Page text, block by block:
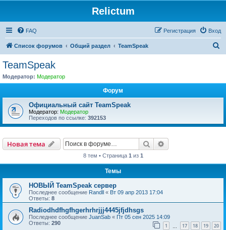
Relictum
FAQ Вход
Регистрация
Список форумов Общий раздел TeamSpeak
TeamSpeak
Модератор: Модератор
Форум
Официальный сайт TeamSpeak
Модератор: Модератор
Переходов по ссылке: 392153
Новая тема Поиск
8 тем • Страница 1 из 1
Темы
НОВЫЙ TeamSpeak сервер
Последнее сообщение Randll « Вт 09 апр 2013 17:04
Ответы: 8
Radiodhdfhgfhgerhrhrjjj4445jfjdhsgs
Последнее сообщение JuanSab « Пт 05 сен 2025 14:09
Ответы: 290 1 17 18 19 20